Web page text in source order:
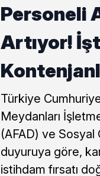
Personeli
Artıyor!
Türkiye
Meydanları
(AFAD) ve Sosyal
duyuruya göre,
istihdam fırsatı